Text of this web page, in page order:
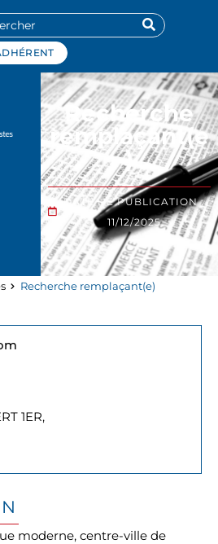
Recherche
remplaçant(e
)
DATE DE PUBLICATION :
11/12/2025
Recherche remplaçant(e)
1ER,
moderne, centre-ville de
cookies